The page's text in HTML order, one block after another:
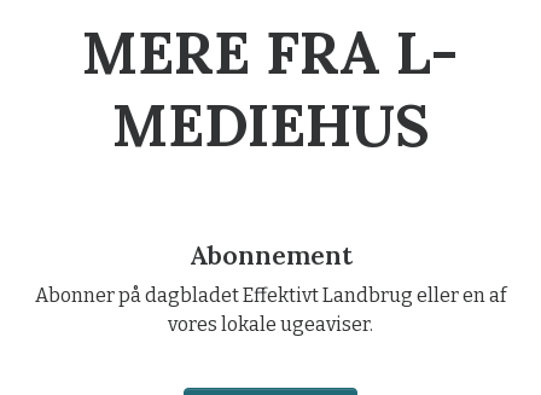
MERE FRA L-
MEDIEHUS
Abonnement
Abonner på dagbladet Effektivt Landbrug eller en af
vores lokale ugeaviser.